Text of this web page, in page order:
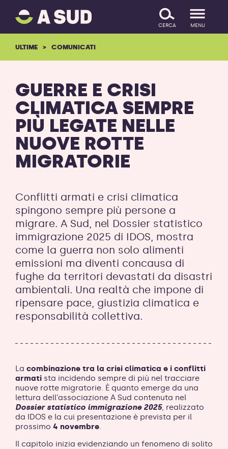
SALTA IL CONTENUTO
A
SUD
logo
ritorna
alla
CERCA MENU
ULTIME COMUNICATI
GUERRE E CRISI
CLIMATICA SEMPRE
PIÙ LEGATE NELLE
NUOVE ROTTE
MIGRATORIE
Conflitti armati e crisi climatica
spingono sempre più persone a
migrare. A Sud, nel Dossier statistico
immigrazione 2025 di IDOS, mostra
come la guerra non solo alimenti
emissioni ma diventi concausa di
fughe da territori devastati da disastri
ambientali. Una realtà che impone di
ripensare pace, giustizia climatica e
responsabilità collettiva.
La combinazione tra la crisi climatica e i conflitti
armati sta incidendo sempre di più nel tracciare
nuove rotte migratorie. È quanto emerge da una
lettura dell’associazione A Sud contenuta nel
Dossier statistico immigrazione 2025, realizzato
da IDOS e la cui presentazione è prevista per il
prossimo 4 novembre.
Il capitolo inizia evidenziando un fenomeno di solito